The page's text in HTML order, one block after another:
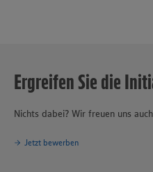
Ergreifen Sie die
Nichts dabei? Wir freuen uns
Jetzt bewerben